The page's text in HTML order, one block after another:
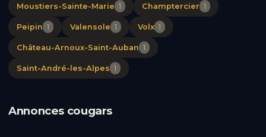
Moustiers-Sainte-Marie 1 Champtercier 1
Peipin 1 Valensole 1 Volx 1
Château-Arnoux-Saint-Auban 1
Saint-André-les-Alpes 1
Annonces cougars